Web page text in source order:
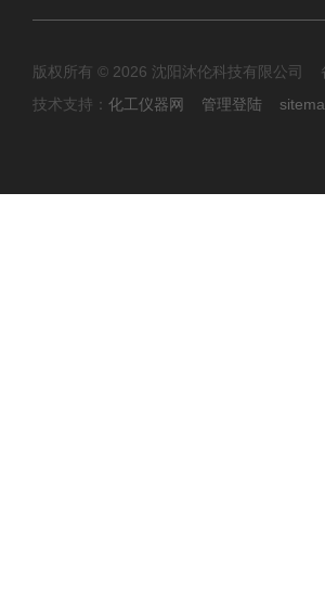
版权所有 © 2026 沈阳沐伦科技有限公司
技术支持： 化工仪器网 管理登陆